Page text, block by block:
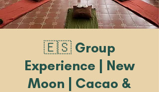
🇪🇸 Group
Experience | New
Moon | Cacao &